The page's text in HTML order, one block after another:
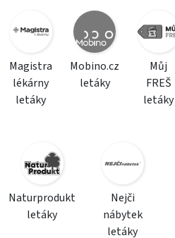
Magistra
lékárny
letáky
Mobino.cz
letáky
Můj
FREŠ
letáky
Naturprodukt
letáky
Nejči
nábytek
letáky